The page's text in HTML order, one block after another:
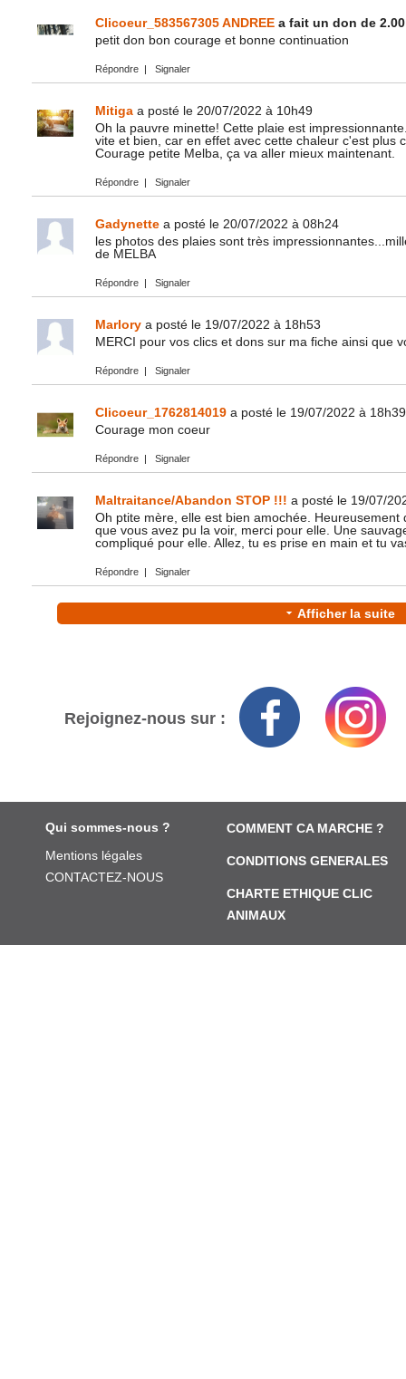
Clicoeur_583567305 ANDREE a fait un don de 2.00
petit don bon courage et bonne continuation
Répondre | Signaler
Mitiga a posté le 20/07/2022 à 10h49
Oh la pauvre minette! Cette plaie est
vite et bien, car en effet avec cette chaleur c'est plus
Courage petite Melba, ça va aller mieux maintenant.
Répondre | Signaler
Gadynette a posté le 20/07/2022 à 08h24
les photos des plaies sont très
de MELBA
Répondre | Signaler
Marlory a posté le 19/07/2022 à 18h53
MERCI pour vos clics et dons sur ma fiche ainsi que
Répondre | Signaler
Clicoeur_1762814019 a posté le 19/07/2022 à 18h39
Courage mon coeur
Répondre | Signaler
Maltraitance/Abandon STOP !!! a posté le 19/07/
Oh ptite mère, elle est bien amochée.
que vous avez pu la voir, merci pour elle. Une
compliqué pour elle. Allez, tu es prise en main et tu
Répondre | Signaler
Afficher la suite
Rejoignez-nous sur :
Qui sommes-nous ?
Mentions légales
CONTACTEZ-NOUS
COMMENT CA MARCHE ?
CONDITIONS GENERALES
CHARTE ETHIQUE CLIC
ANIMAUX